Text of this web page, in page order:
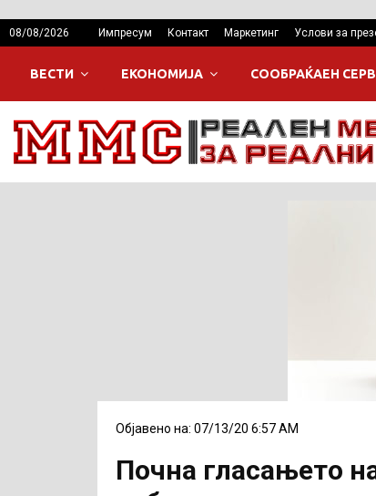
08/08/2026 Импресум Контакт Маркетинг Услови за
ВЕСТИ ЕКОНОМИЈА СООБРАЌАЕН
Објавено на: 07/13/20 6:57 AM
Почна гласањето